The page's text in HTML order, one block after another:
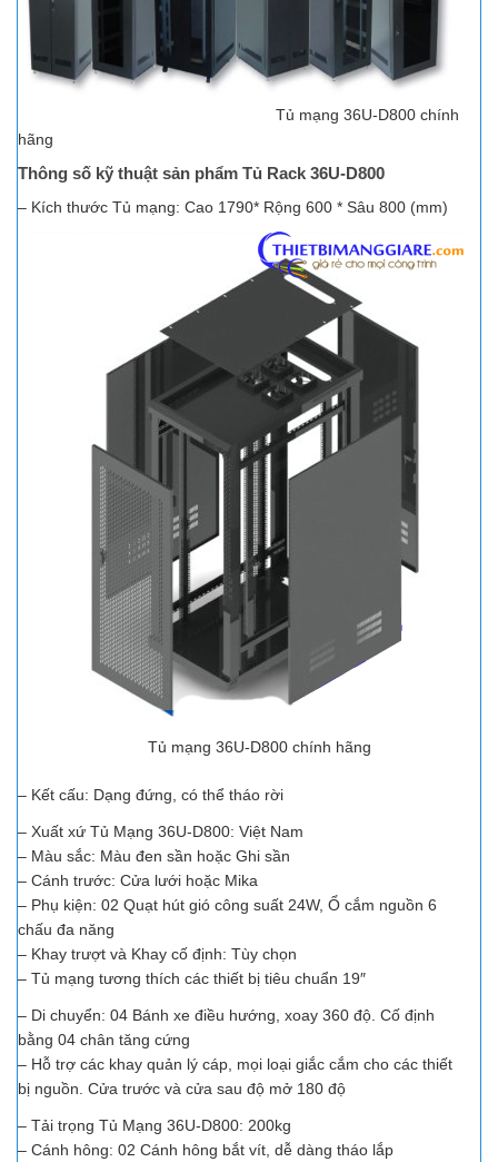
Tủ mạng 36U-D800 chính
hãng
Thông số kỹ thuật sản phẩm Tủ Rack 36U-D800
– Kích thước Tủ mạng: Cao 1790* Rộng 600 * Sâu 800 (mm)
Tủ mạng 36U-D800 chính hãng
– Kết cấu: Dạng đứng, có thể tháo rời
– Xuất xứ Tủ Mạng 36U-D800: Việt Nam
– Màu sắc: Màu đen sần hoặc Ghi sần
– Cánh trước: Cửa lưới hoặc Mika
– Phụ kiện: 02 Quạt hút gió công suất 24W, Ổ cắm nguồn 6
chấu đa năng
– Khay trượt và Khay cố định: Tùy chọn
– Tủ mạng tương thích các thiết bị tiêu chuẩn 19″
– Di chuyển: 04 Bánh xe điều hướng, xoay 360 độ. Cố định
bằng 04 chân tăng cứng
– Hỗ trợ các khay quản lý cáp, mọi loại giắc cắm cho các thiết
bị nguồn. Cửa trước và cửa sau độ mở 180 độ
– Tải trọng Tủ Mạng 36U-D800: 200kg
– Cánh hông: 02 Cánh hông bắt vít, dễ dàng tháo lắp